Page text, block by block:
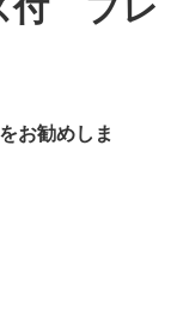
お勧めしま